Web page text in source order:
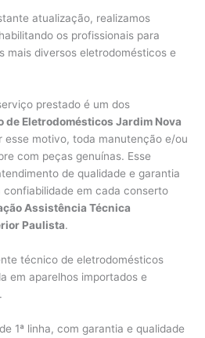
atualização, realizamos
os profissionais para
mais diversos eletrodomésticos e
prestado é um dos
de Eletrodomésticos Jardim Nova
esse motivo, toda manutenção e/ou
com peças genuínas. Esse
de qualidade e garantia
em cada conserto
Assistência Técnica
Paulista.
técnico de eletrodomésticos
em aparelhos importados e
1ª linha, com garantia e qualidade